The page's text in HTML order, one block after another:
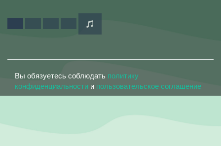
Вы обязуетесь соблюдать политику
конфиденциальности и пользовательское соглашение